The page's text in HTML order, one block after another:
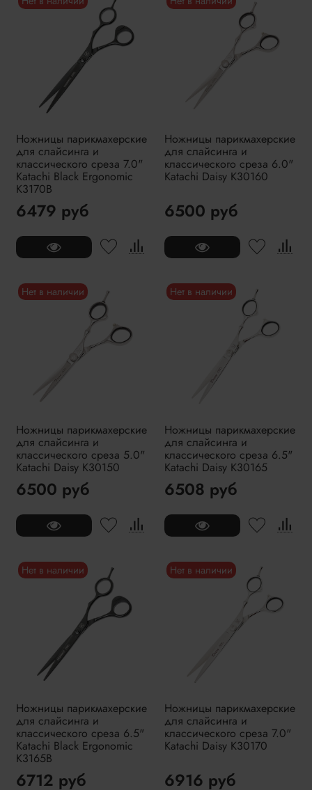
Ножницы парикмахерские
для слайсинга и
классического среза 7.0"
Katachi Black Ergonomic
K3170B
6479 руб
Ножницы парикмахерские
для слайсинга и
классического среза 6.0"
Katachi Daisy K30160
6500 руб
Нет в наличии
Ножницы парикмахерские
для слайсинга и
классического среза 5.0"
Katachi Daisy K30150
6500 руб
Нет в наличии
Ножницы парикмахерские
для слайсинга и
классического среза 6.5"
Katachi Daisy K30165
6508 руб
Нет в наличии
Ножницы парикмахерские
для слайсинга и
классического среза 6.5"
Katachi Black Ergonomic
K3165B
6712 руб
Нет в наличии
Ножницы парикмахерские
для слайсинга и
классического среза 7.0"
Katachi Daisy K30170
6916 руб